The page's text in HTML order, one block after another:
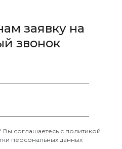
заявку на
звонок
Вы соглашаетесь с политикой
персональных данных